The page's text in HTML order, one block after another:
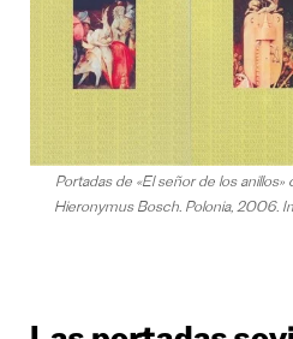
Portadas de «El señor de los
Hieronymus Bosch. Polonia, 2006.